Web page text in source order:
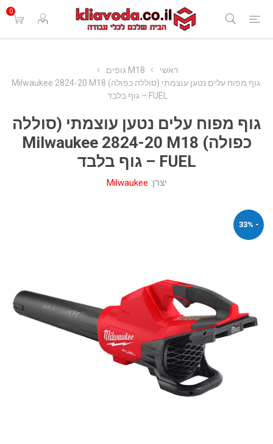
0
ראשי
M18 גופים
גוף מפוח עלים נטען עוצמתי (סוללה כפולה) Milwaukee 2824-20 M18
FUEL – גוף בלבד
גוף מפוח עלים נטען עוצמתי (סוללה
כפולה) Milwaukee 2824-20 M18
FUEL – גוף בלבד
יצרן: Milwaukee
- 33%